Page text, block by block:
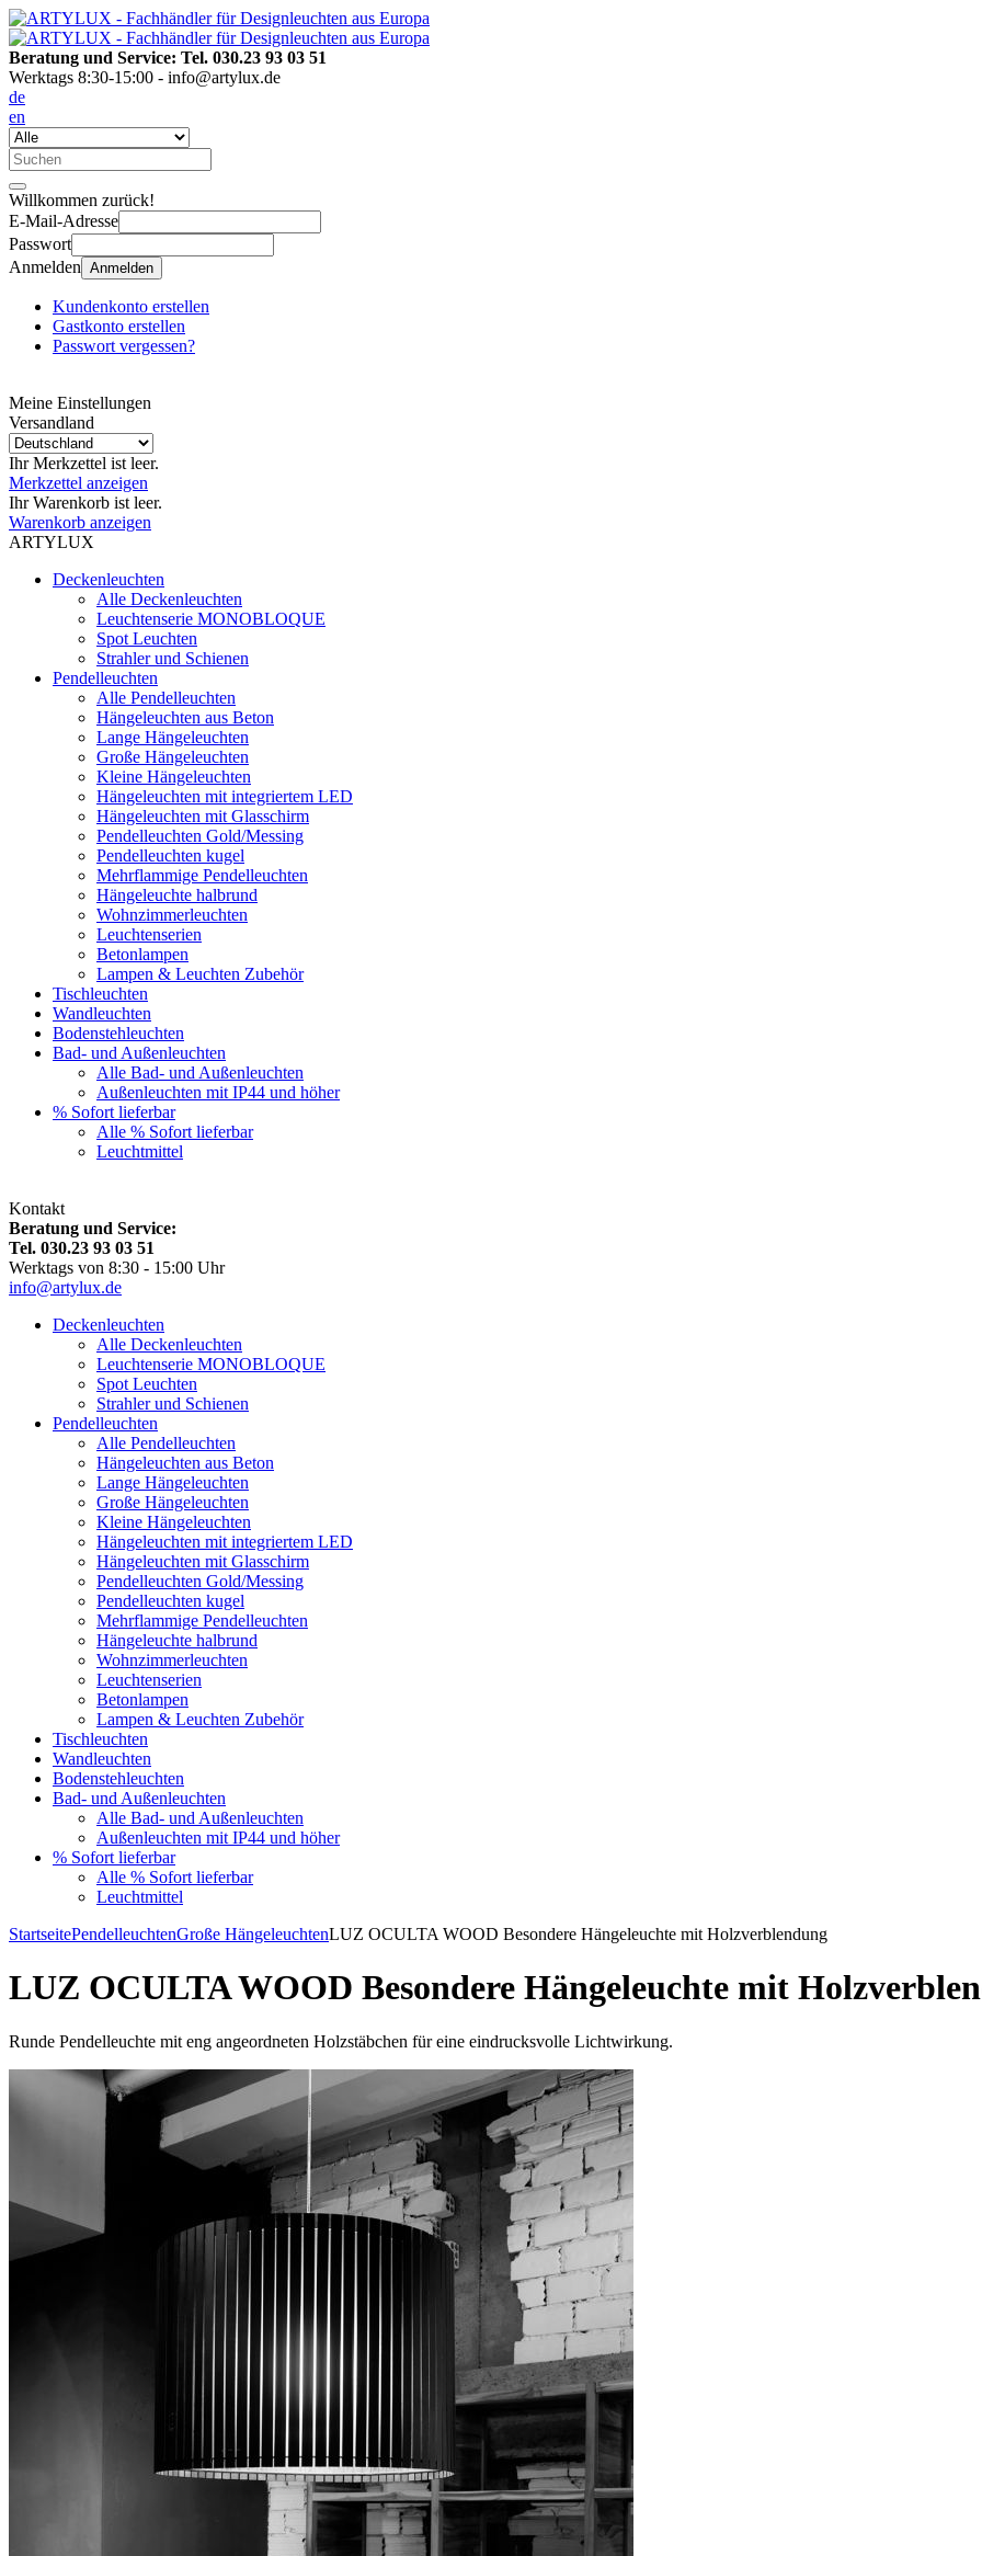
Beratung und Service: Tel. 030.23 93 03 51
Werktags 8:30-15:00 - info@artylux.de
de
en
Willkommen zurück!
E-Mail-Adresse
Passwort
Anmelden Anmelden
Kundenkonto erstellen
Gastkonto erstellen
Passwort vergessen?
Meine Einstellungen
Versandland
Ihr Merkzettel ist leer.
Merkzettel anzeigen
Ihr Warenkorb ist leer.
Warenkorb anzeigen
ARTYLUX
Deckenleuchten
Alle Deckenleuchten
Leuchtenserie MONOBLOQUE
Spot Leuchten
Strahler und Schienen
Pendelleuchten
Alle Pendelleuchten
Hängeleuchten aus Beton
Lange Hängeleuchten
Große Hängeleuchten
Kleine Hängeleuchten
Hängeleuchten mit integriertem LED
Hängeleuchten mit Glasschirm
Pendelleuchten Gold/Messing
Pendelleuchten kugel
Mehrflammige Pendelleuchten
Hängeleuchte halbrund
Wohnzimmerleuchten
Leuchtenserien
Betonlampen
Lampen & Leuchten Zubehör
Tischleuchten
Wandleuchten
Bodenstehleuchten
Bad- und Außenleuchten
Alle Bad- und Außenleuchten
Außenleuchten mit IP44 und höher
% Sofort lieferbar
Alle % Sofort lieferbar
Leuchtmittel
Kontakt
Beratung und Service:
Tel. 030.23 93 03 51
Werktags von 8:30 - 15:00 Uhr
info@artylux.de
Deckenleuchten
Alle Deckenleuchten
Leuchtenserie MONOBLOQUE
Spot Leuchten
Strahler und Schienen
Pendelleuchten
Alle Pendelleuchten
Hängeleuchten aus Beton
Lange Hängeleuchten
Große Hängeleuchten
Kleine Hängeleuchten
Hängeleuchten mit integriertem LED
Hängeleuchten mit Glasschirm
Pendelleuchten Gold/Messing
Pendelleuchten kugel
Mehrflammige Pendelleuchten
Hängeleuchte halbrund
Wohnzimmerleuchten
Leuchtenserien
Betonlampen
Lampen & Leuchten Zubehör
Tischleuchten
Wandleuchten
Bodenstehleuchten
Bad- und Außenleuchten
Alle Bad- und Außenleuchten
Außenleuchten mit IP44 und höher
% Sofort lieferbar
Alle % Sofort lieferbar
Leuchtmittel
StartseitePendelleuchtenGroße HängeleuchtenLUZ OCULTA WOOD Besondere Hängeleuchte mit Holzverblendung
LUZ OCULTA WOOD Besondere Hängeleuchte mit
Runde Pendelleuchte mit eng angeordneten Holzstäbchen für eine eindrucksvolle Lichtwirkung.